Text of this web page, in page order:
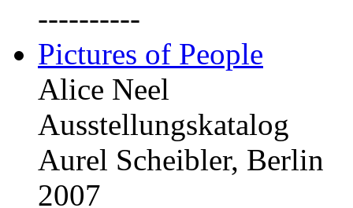
----------
Pictures of People
Alice Neel
Ausstellungskatalog
Aurel Scheibler, Berlin
2007